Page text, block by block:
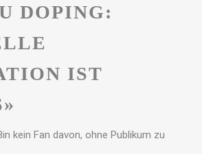
DOPING:
IST